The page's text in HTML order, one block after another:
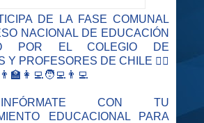
DE LA FASE COMUNAL
NACIONAL DE EDUCACIÓN
POR EL COLEGIO DE
Y PROFESORES DE CHILE 👩‍⚕️
CON TU
EDUCACIONAL PARA